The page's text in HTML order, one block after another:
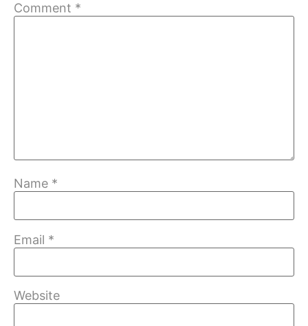
Comment *
Name *
Email *
Website